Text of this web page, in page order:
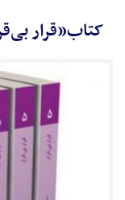
کتاب«قرار